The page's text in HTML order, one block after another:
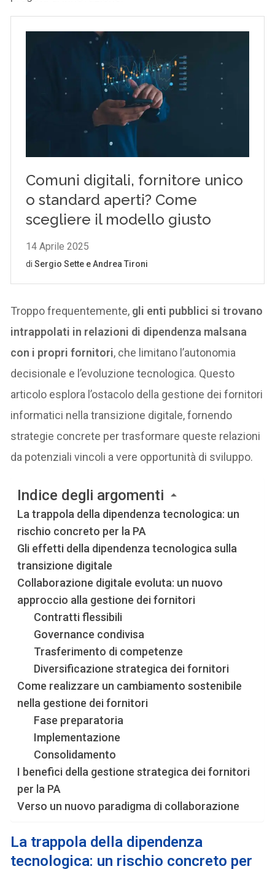
Troppo frequentemente, gli enti pubblici si trovano
intrappolati in relazioni di dipendenza malsana
con i propri fornitori, che limitano l’autonomia
decisionale e l’evoluzione tecnologica. Questo
articolo esplora l’ostacolo della gestione dei fornitori
informatici nella transizione digitale, fornendo
strategie concrete per trasformare queste relazioni
da potenziali vincoli a vere opportunità di sviluppo.
Indice degli argomenti
La trappola della dipendenza tecnologica: un
rischio concreto per la PA
Gli effetti della dipendenza tecnologica sulla
transizione digitale
Collaborazione digitale evoluta: un nuovo
approccio alla gestione dei fornitori
Contratti flessibili
Governance condivisa
Trasferimento di competenze
Diversificazione strategica dei fornitori
Come realizzare un cambiamento sostenibile
nella gestione dei fornitori
Fase preparatoria
Implementazione
Consolidamento
I benefici della gestione strategica dei fornitori
per la PA
Verso un nuovo paradigma di collaborazione
La trappola della dipendenza
tecnologica: un rischio concreto per